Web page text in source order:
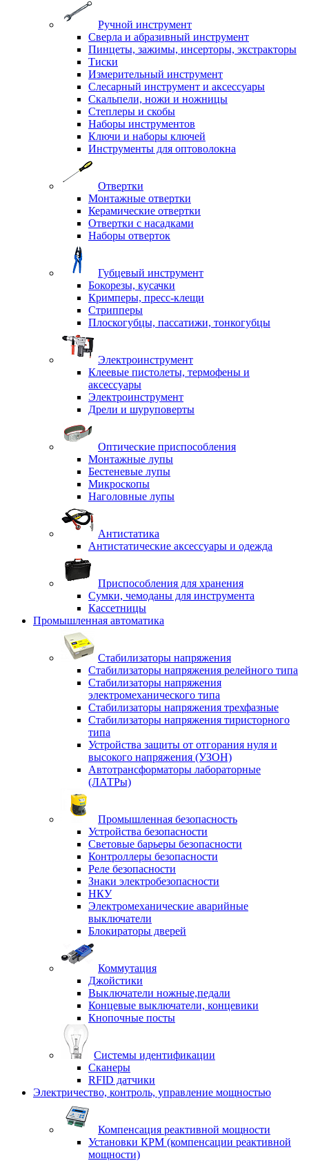
Ручной инструмент
Сверла и абразивный инструмент
Пинцеты, зажимы, инсерторы, экстракторы
Тиски
Измерительный инструмент
Слесарный инструмент и аксессуары
Скальпели, ножи и ножницы
Степлеры и скобы
Наборы инструментов
Ключи и наборы ключей
Инструменты для оптоволокна
Отвертки
Монтажные отвертки
Керамические отвертки
Отвертки с насадками
Наборы отверток
Губцевый инструмент
Бокорезы, кусачки
Кримперы, пресс-клещи
Стрипперы
Плоскогубцы, пассатижи, тонкогубцы
Электроинструмент
Клеевые пистолеты, термофены и
аксессуары
Электроинструмент
Дрели и шуруповерты
Оптические приспособления
Монтажные лупы
Бестеневые лупы
Микроскопы
Наголовные лупы
Антистатика
Антистатические аксессуары и одежда
Приспособления для хранения
Сумки, чемоданы для инструмента
Кассетницы
Промышленная автоматика
Стабилизаторы напряжения
Стабилизаторы напряжения релейного типа
Стабилизаторы напряжения
электромеханического типа
Стабилизаторы напряжения трехфазные
Стабилизаторы напряжения тиристорного
типа
Устройства защиты от отгорания нуля и
высокого напряжения (УЗОН)
Автотрансформаторы лабораторные
(ЛАТРы)
Промышленная безопасность
Устройства безопасности
Световые барьеры безопасности
Контроллеры безопасности
Реле безопасности
Знаки электробезопасности
НКУ
Электромеханические аварийные
выключатели
Блокираторы дверей
Коммутация
Джойстики
Выключатели ножные,педали
Концевые выключатели, концевики
Кнопочные посты
Системы идентификации
Сканеры
RFID датчики
Электричество, контроль, управление мощностью
Компенсация реактивной мощности
Установки КРМ (компенсации реактивной
мощности)